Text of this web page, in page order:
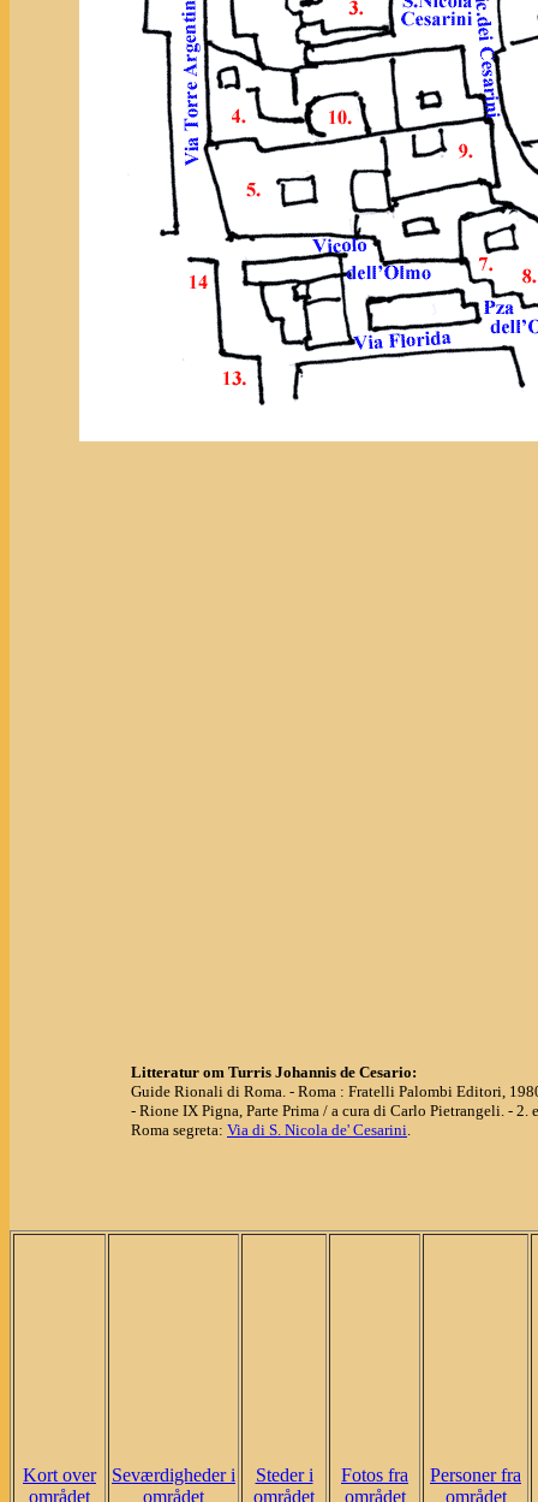
Litteratur om Turris Johannis de Cesario:
Guide Rionali di Roma. - Roma : Fratelli Palombi Editori,
- Rione IX Pigna, Parte Prima / a cura di Carlo Pietrangeli. - 2.
Roma segreta: Via di S. Nicola de' Cesarini.
Kort over
området
Seværdigheder i
området
Steder i
området
Fotos fra
området
Personer fra
området